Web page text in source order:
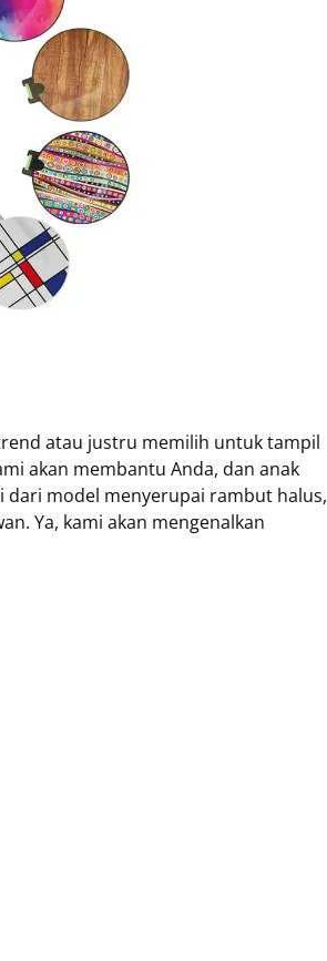
atau justru memilih untuk tampil
akan membantu Anda, dan anak
dari model menyerupai rambut halus,
Ya, kami akan mengenalkan